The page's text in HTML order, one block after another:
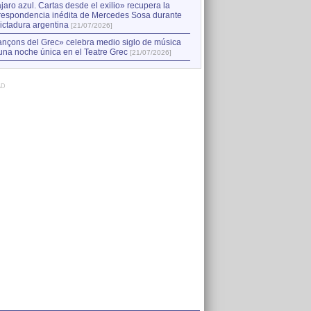
azul. Cartas desde el exilio» recupera la
inédita de Mercedes Sosa durante
argentina [21/07/2026]
del Grec» celebra medio siglo de música
noche única en el Teatre Grec [21/07/2026]